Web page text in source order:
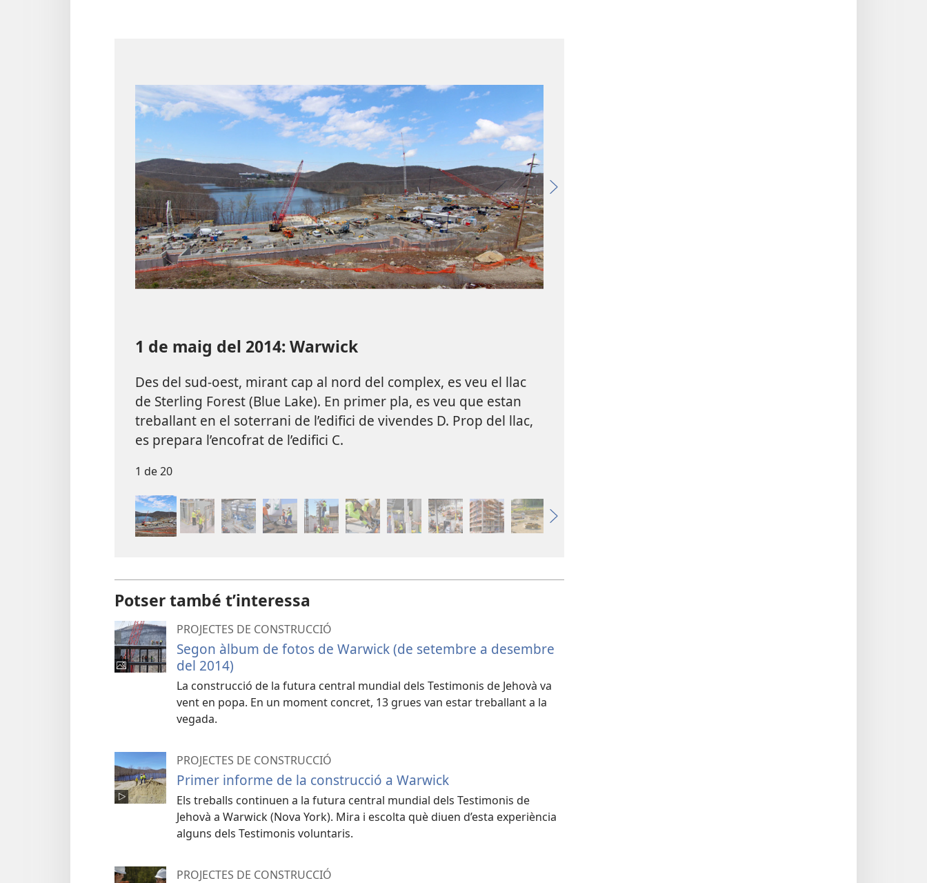
1 de maig del 2014: Warwick
Des del sud-oest, mirant cap al nord del complex, es veu el llac
de Sterling Forest (Blue Lake). En primer pla, es veu que estan
treballant en el soterrani de l’edifici de vivendes D. Prop del llac,
es prepara l’encofrat de l’edifici C.
1 de 20
Potser també t’interessa
PROJECTES DE CONSTRUCCIÓ
Segon àlbum de fotos de Warwick (de setembre a desembre
del 2014)
La construcció de la futura central mundial dels Testimonis de Jehovà va
vent en popa. En un moment concret, 13 grues van estar treballant a la
vegada.
PROJECTES DE CONSTRUCCIÓ
Primer informe de la construcció a Warwick
Els treballs continuen a la futura central mundial dels Testimonis de
Jehovà a Warwick (Nova York). Mira i escolta què diuen d’esta experiència
alguns dels Testimonis voluntaris.
PROJECTES DE CONSTRUCCIÓ